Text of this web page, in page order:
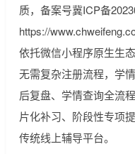
质，备案号冀ICP备
https://
依托微信小程序原生生
无需复杂注册流程，学
后复盘、学情查询全流
片化补习、阶段性专项
传统线上辅导平台。